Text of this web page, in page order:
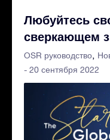
Любуйтесь
сверкающем
OSR руководство
- 20 сентября 2022